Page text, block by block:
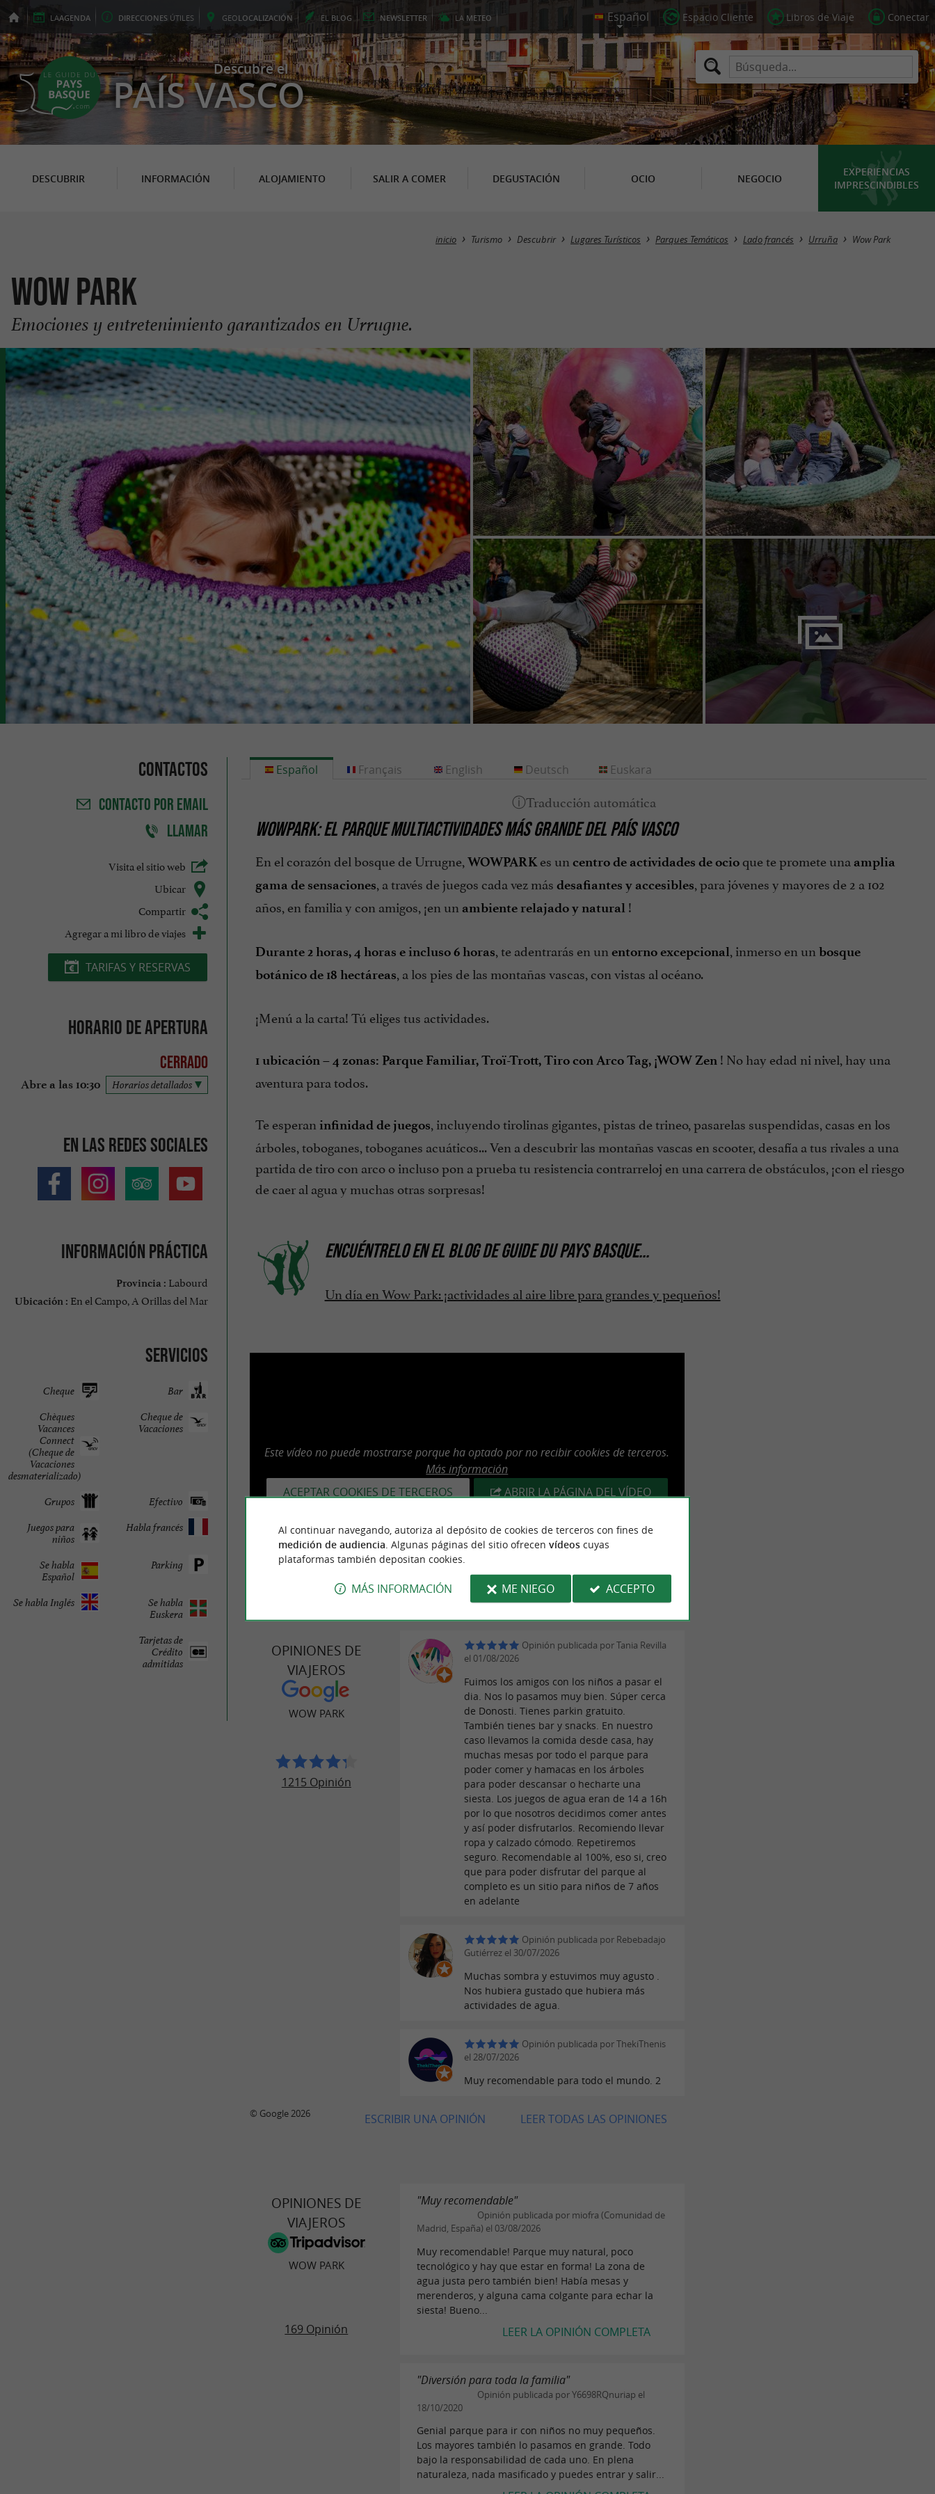
LAAGENDA DIRECCIONES ÚTILES GEOLOCALIZACIÓN EL BLOG NEWSLETTER LA METEO Espacio Cliente Libros de Viaje Conectar
Descubre el
PAÍS VASCO
DESCUBRIR INFORMACIÓN ALOJAMIENTO SALIR A COMER DEGUSTACIÓN OCIO NEGOCIO
EXPERIENCIAS
IMPRESCINDIBLES
inicio Turismo Descubrir Lugares Turísticos Parques Temáticos Lado francés Urruña Wow Park
Wow Park
Emociones y entretenimiento garantizados en Urrugne.
Contactos
CONTACTO POR EMAIL
LLAMAR
Visita el sitio web
Ubicar
Compartir
Agregar a mi libro de viajes
TARIFAS Y RESERVAS
Horario de apertura
Cerrado
Abre a las 10:30 Horarios detallados
En las redes sociales
Información práctica
Provincia : Labourd
Ubicación : En el Campo, A Orillas del Mar
Servicios
Bar
Cheque
Cheque de
Vacaciones
Chèques
Vacances
Connect
(Cheque de
Vacaciones
desmaterializado)
Efectivo
Grupos
Habla francés
Juegos para
niños
Parking
Se habla
Español
Se habla
Euskera
Se habla Inglés
Tarjetas de
Crédito
admitidas
Español
WOWPARK: EL PARQUE MULTIACTIVIDADES MÁS GRANDE DEL PAÍS VASCO
En el corazón del bosque de Urrugne, WOWPARKes un centro de actividades de ocioque te promete una amplia
gama de sensaciones, a través de juegos cada vez más desafiantes y accesibles, para jóvenes y mayores de 2 a 102
años, en familia y con amigos, ¡en un ambiente relajado y natural !
Durante 2 horas, 4 horas e incluso 6 horas, te adentrarás en un entorno excepcional, inmerso en un bosque
botánicode 18 hectáreas, a los pies de las montañas vascas, con vistas al océano.
¡Menú a la carta! Tú eliges tus actividades.
1 ubicación – 4 zonas: Parque Familiar, Troï-Trott, Tiro con Arco Tag, ¡WOW Zen ! No hay edad ni nivel, hay una
aventura para todos.
Te esperan infinidad de juegos, incluyendo tirolinas gigantes, pistas de trineo, pasarelas suspendidas, casas en los
árboles, toboganes, toboganes acuáticos... Ven a descubrir las montañas vascas en scooter, desafía a tus rivales a una
partida de tiro con arco o incluso pon a prueba tu resistencia contrarreloj en una carrera de obstáculos, ¡con el riesgo
de caer al agua y muchas otras sorpresas!
ENCUÉNTRELO ENEL BLOG DE GUIDE DU PAYS BASQUE...
Un día en Wow Park: ¡actividades al aire libre para grandes y pequeños!
Français English Deutsch Euskara
Este vídeo no puede mostrarse porque ha optado por no recibir cookies de terceros.
Más información
ACEPTAR COOKIES DE TERCEROS
ABRIR LA PÁGINA DEL VÍDEO
OPINIONES DE
VIAJEROS
WOW PARK
1215 Opinión
Opinión publicada por Tania Revilla
el 01/08/2026
Fuimos los amigos con los niños a pasar el
dia. Nos lo pasamos muy bien. Súper cerca
de Donosti. Tienes parkin gratuito.
También tienes bar y snacks. En nuestro
caso llevamos la comida desde casa, hay
muchas mesas por todo el parque para
poder comer y hamacas en los árboles
para poder descansar o hecharte una
siesta. Los juegos de agua eran de 14 a 16h
por lo que nosotros decidimos comer antes
y así poder disfrutarlos. Recomiendo llevar
ropa y calzado cómodo. Repetiremos
seguro. Recomendable al 100%, eso si, creo
que para poder disfrutar del parque al
completo es un sitio para niños de 7 años
en adelante
Opinión publicada por Rebebadajo
Gutiérrez el 30/07/2026
Muchas sombra y estuvimos muy agusto .
Nos hubiera gustado que hubiera más
actividades de agua.
Opinión publicada por ThekiThenis
el 28/07/2026
Muy recomendable para todo el mundo. 2
LEER TODAS LAS OPINIONES
ESCRIBIR UNA OPINIÓN
© Google 2026
OPINIONES DE
VIAJEROS
WOW PARK
169 Opinión
"Muy recomendable"
Opinión publicada por miofra (Comunidad de
Madrid, España) el 03/08/2026
Muy recomendable! Parque muy natural, poco
tecnológico y hay que estar en forma! La zona de
agua justa pero también bien! Había mesas y
merenderos, y alguna cama colgante para echar la
siesta! Bueno...
LEER LA OPINIÓN COMPLETA
"Diversión para toda la familia"
Opinión publicada por Y6698RQnuriap el
18/10/2020
Genial parque para ir con niños no muy pequeños.
Los mayores también lo pasamos en grande. Todo
bajo la responsabilidad de cada uno. En plena
naturaleza, nada masificado y puedes entrar y salir...
Al continuar navegando, autoriza al depósito de cookies de terceros con fines de
medición de audiencia . Algunas páginas del sitio ofrecen vídeoscuyas
plataformas también depositan cookies.
MÁS INFORMACIÓN ME NIEGO ACCEPTO